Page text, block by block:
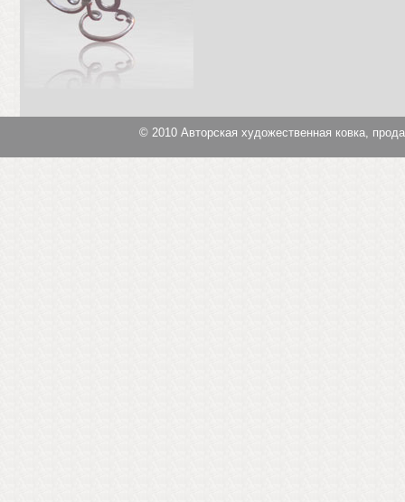
© 2010Авторская художественная ковка,